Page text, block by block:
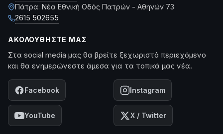
Πάτρα: Νέα Εθνική Οδός Πατρών - Αθηνών 73
2615 502655
ΑΚΟΛΟΥΘΉΣΤΕ ΜΑΣ
Στα social media μας θα βρείτε ξεχωριστό περιεχόμενο
και θα ενημερώνεστε άμεσα για τα τοπικά μας νέα.
Facebook Instagram
YouTube X / Twitter